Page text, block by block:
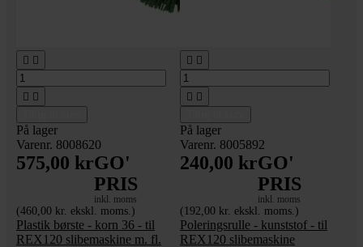
 
 
På lager
Varenr. 8008620
575,00 krGO'
PRIS
inkl. moms
(460,00 kr. ekskl. moms.)
Plastik børste - korn 36 - til
REX120 slibemaskine m. fl.
 
 
På lager
Varenr. 8005892
240,00 krGO'
PRIS
inkl. moms
(192,00 kr. ekskl. moms.)
Poleringsrulle - kunststof - til
REX120 slibemaskine